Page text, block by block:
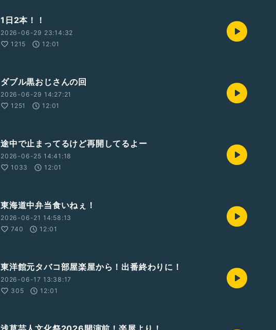
1日2本！！
2026-06-29 23:14:32
1215
12:01
ダブル黒おじさんの回
2026-06-29 14:27:21
1251
12:01
途中で止まってるけど再開してるよー
2026-06-25 14:41:18
1033
12:01
東海道中弁当食いねぇ！
2026-06-21 14:58:13
740
12:01
東洋館元タバコ部屋楽屋から！出番終わりに！
2026-06-17 13:38:17
305
12:01